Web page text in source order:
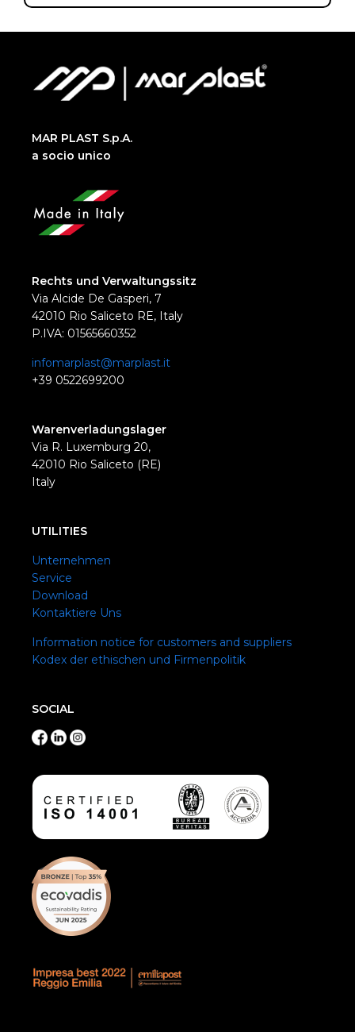
MAR PLAST S.p.A.
a socio unico
Rechts und Verwaltungssitz
Via Alcide De Gasperi, 7
42010 Rio Saliceto RE, Italy
P.IVA: 01565660352
infomarplast@marplast.it
+39 0522699200
Warenverladungslager
Via R. Luxemburg 20,
42010 Rio Saliceto (RE)
Italy
UTILITIES
Unternehmen
Service
Download
Kontaktiere Uns
Information notice for customers and suppliers
Kodex der ethischen und Firmenpolitik
SOCIAL